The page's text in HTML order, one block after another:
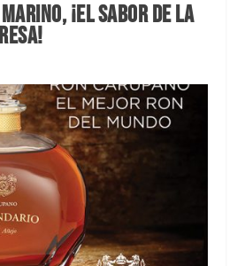
¡El sabor de la